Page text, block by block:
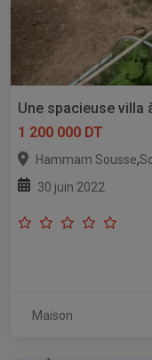
Une spacieuse villa
1 200 000 DT
Hammam Sousse,
30 juin 2022
Maison